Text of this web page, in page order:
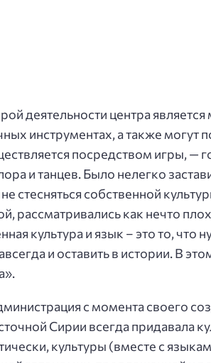
деятельности центра
инструментах, а также могут
посредством игры, —
и танцев. Было нелегко
стесняться собственной
рассматривались как нечто
культура и язык – это то, что
и оставить в истории. В
с момента своего
Сирии всегда придавала
культуры (вместе с